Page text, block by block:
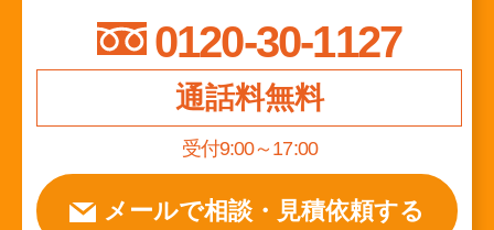
0120-30-1127
通話料無料
受付9:00～17:00
メールで相談 ・ 見積依頼する